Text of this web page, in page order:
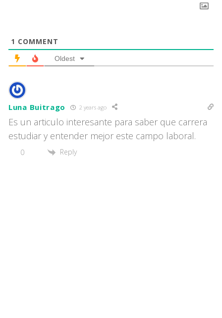
1 COMMENT
Oldest
Luna Buitrago 2 years ago
Es un articulo interesante para saber que carrera
estudiar y entender mejor este campo laboral.
0 Reply